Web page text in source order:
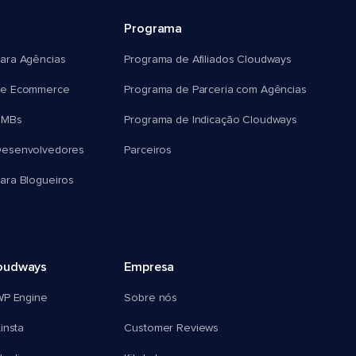
Agências
Ecommerce
Blogueiros
Programa
Programa de Afiliados Cloudways
Programa de Parceria com Agências
Programa de Indicação Cloudways
Parceiros
Engine
Empresa
Sobre nós
Customer Reviews